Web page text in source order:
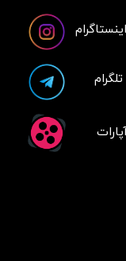
تلگرام
اینستاگرام